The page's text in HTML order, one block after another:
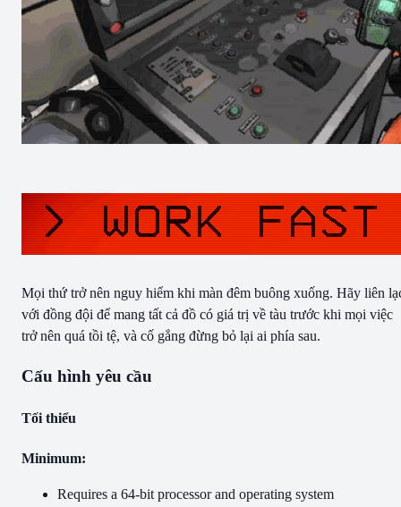
Mọi thứ trở nên nguy hiểm khi màn đêm buông xuống. Hãy liên
với đồng đội để mang tất cả đồ có giá trị về tàu trước khi mọi việc
trở nên quá tồi tệ, và cố gắng đừng bỏ lại ai phía sau.
Cấu hình yêu cầu
Tối thiểu
Minimum:
Requires a 64-bit processor and operating system